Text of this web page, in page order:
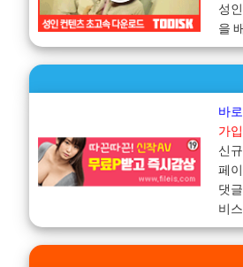
성
을
바
가
신
페
댓
비